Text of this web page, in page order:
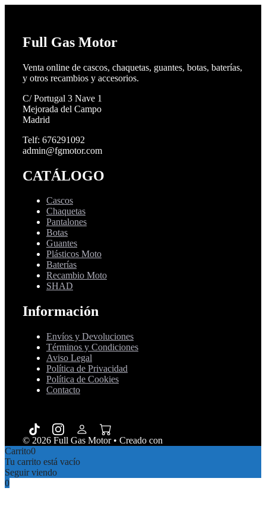
Full Gas Motor
Venta online de cascos, chaquetas, guantes, botas, baterías,
y otros recambios y accesorios.
C/ Portugal 3 Nave 1
Mejorada del Campo
Madrid
Telf: 676291092
admin@fgmotor.com
CATÁLOGO
Cascos
Chaquetas
Pantalones
Botas
Guantes
Plásticos Moto
Baterías
Recambio Moto
SHAD
Información
Envíos y Devoluciones
Términos y Condiciones
Aviso Legal
Política de Privacidad
Política de Cookies
Contacto
© 2026 Full Gas Motor• Creado con
Carrito0
Tu carrito está vacío
Seguir viendo
0